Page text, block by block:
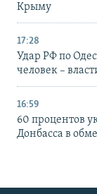
Крыму
17:28
Удар РФ по
человек –
16:59
60 процентов
Донбасса в